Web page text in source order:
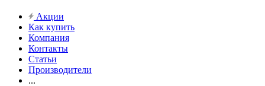
Акции
Как купить
Компания
Контакты
Статьи
Производители
...